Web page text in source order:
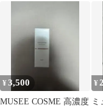
¥3,500
MUSEE COSME 高濃度
¥
ミ